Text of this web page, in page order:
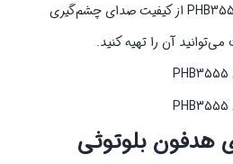
هدفون بلوتوثی پرووان مدل PHB3555 از کیفیت صدای چشم‌گیری
آن را تهیه کنید.
بلوتوثی